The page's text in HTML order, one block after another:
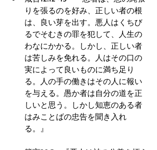
りを張るのを好み、正しい者の根
は、良い芽を出す。悪人はくちび
るでそむきの罪を犯して、人生の
わなにかかる。しかし、正しい者
は苦しみを免れる。人はその口の
実によって良いものに満ち足り
る。人の手の働きはその人に報い
を与える。愚か者は自分の道を正
しいと思う。しかし知恵のある者
はみことばの忠告を聞き入れ
る。』